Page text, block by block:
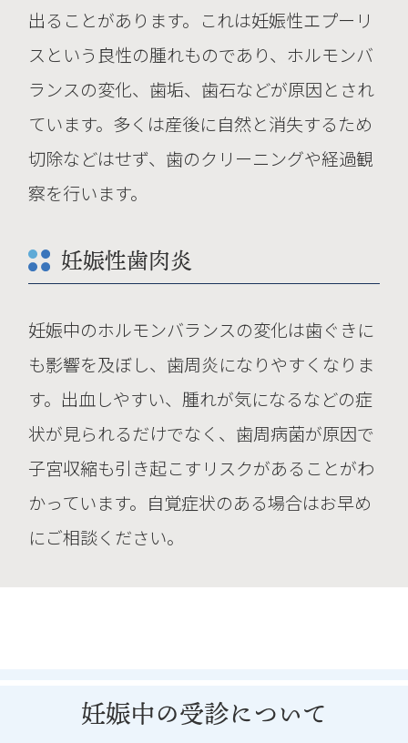
出ることがあります。これは妊娠性エプーリ
スという良性の腫れものであり、ホルモンバ
ランスの変化、歯垢、歯石などが原因とされ
ています。多くは産後に自然と消失するため
切除などはせず、歯のクリーニングや経過観
察を行います。
妊娠性歯肉炎
妊娠中のホルモンバランスの変化は歯ぐきに
も影響を及ぼし、歯周炎になりやすくなりま
す。出血しやすい、腫れが気になるなどの症
状が見られるだけでなく、歯周病菌が原因で
子宮収縮も引き起こすリスクがあることがわ
かっています。自覚症状のある場合はお早め
にご相談ください。
妊娠中の受診について